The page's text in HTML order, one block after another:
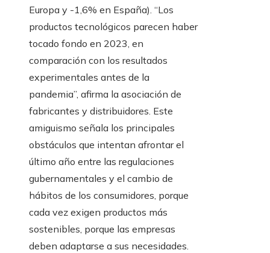
Europa y -1,6% en España). “Los
productos tecnológicos parecen haber
tocado fondo en 2023, en
comparación con los resultados
experimentales antes de la
pandemia”, afirma la asociación de
fabricantes y distribuidores. Este
amiguismo señala los principales
obstáculos que intentan afrontar el
último año entre las regulaciones
gubernamentales y el cambio de
hábitos de los consumidores, porque
cada vez exigen productos más
sostenibles, porque las empresas
deben adaptarse a sus necesidades.